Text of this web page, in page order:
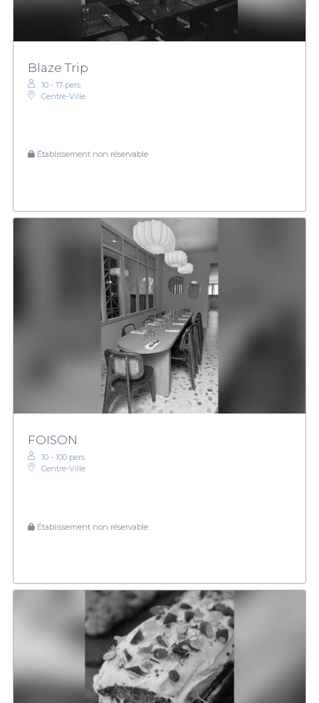
Blaze Trip
10 - 17 pers.
Centre-Ville
Établissement non réservable
FOISON
10 - 100 pers.
Centre-Ville
Établissement non réservable